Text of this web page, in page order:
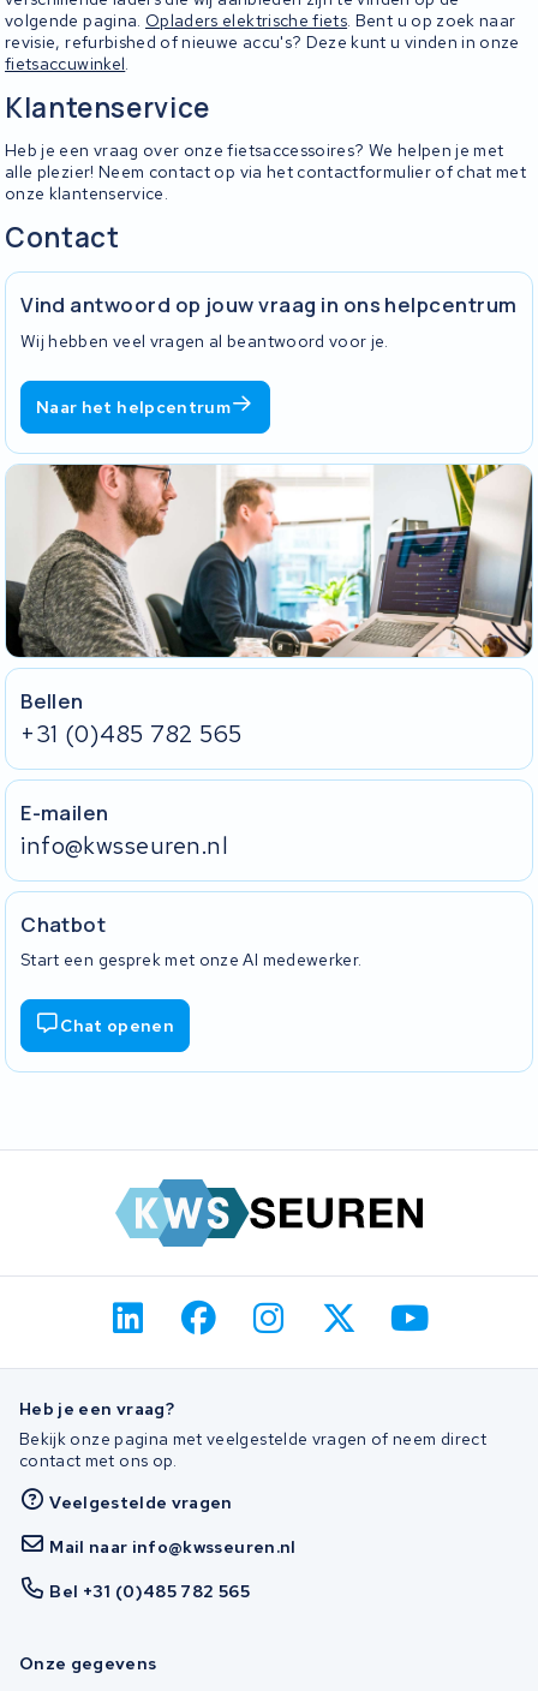
volgende pagina. Opladers elektrische fiets. Bent u op zoek naar
revisie, refurbished of nieuwe accu's? Deze kunt u vinden in onze
fietsaccuwinkel.
Klantenservice
Heb je een vraag over onze fietsaccessoires? We helpen je met
alle plezier! Neem contact op via het contactformulier of chat met
onze klantenservice.
Contact
Vind antwoord op jouw vraag in ons helpcentrum
Wij hebben veel vragen al beantwoord voor je.
Naar het helpcentrum
Bellen
+31 (0)485 782 565
E-mailen
info@kwsseuren.nl
Chatbot
Start een gesprek met onze AI medewerker.
Chat openen
Heb je een vraag?
Bekijk onze pagina met veelgestelde vragen of neem direct
contact met ons op.
Veelgestelde vragen
Mail naar info@kwsseuren.nl
Bel +31 (0)485 782 565
Onze gegevens